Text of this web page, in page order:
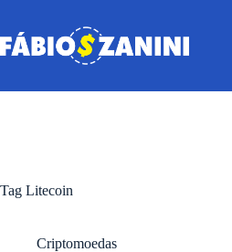
o
conteúdo
Tag Litecoin
Criptomoedas